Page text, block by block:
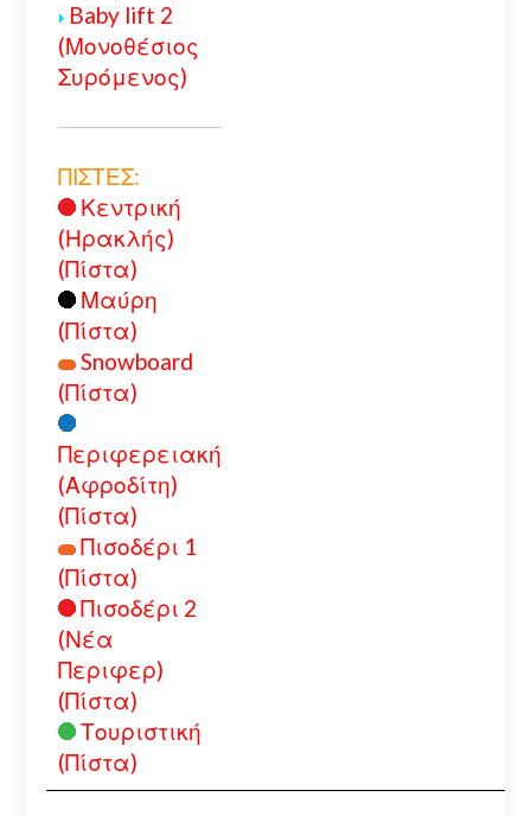
Baby lift 2
(Μονοθέσιος
Συρόμενος)
ΠΙΣΤΕΣ:
Κεντρική
(Ηρακλής)
(Πίστα)
Μαύρη
(Πίστα)
Snowboard
(Πίστα)
Περιφερειακή
(Αφροδίτη)
(Πίστα)
Πισοδέρι 1
(Πίστα)
Πισοδέρι 2
(Νέα
Περιφερ)
(Πίστα)
Τουριστική
(Πίστα)